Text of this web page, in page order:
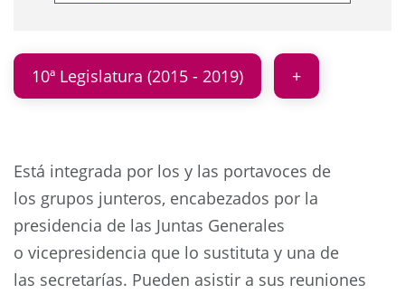
10ª Legislatura (2015 - 2019)
Está integrada por los y las portavoces de
los grupos junteros, encabezados por la
presidencia de las Juntas Generales
o vicepresidencia que lo sustituta y una de
las secretarías. Pueden asistir a sus reuniones